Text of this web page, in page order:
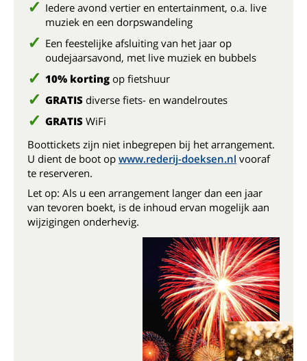
Iedere avond vertier en entertainment, o.a. live
muziek en een dorpswandeling
Een feestelijke afsluiting van het jaar op
oudejaarsavond, met live muziek en bubbels
10% korting op fietshuur
GRATIS diverse fiets- en wandelroutes
GRATIS WiFi
Boottickets zijn niet inbegrepen bij het arrangement.
U dient de boot op www.rederij-doeksen.nl vooraf
te reserveren.
Let op: Als u een arrangement langer dan een jaar
van tevoren boekt, is de inhoud ervan mogelijk aan
wijzigingen onderhevig.